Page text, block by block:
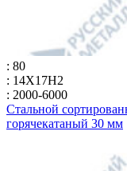
: 80
: 14Х17Н2
: 2000-6000
Стальной
горячекатаный 30 мм